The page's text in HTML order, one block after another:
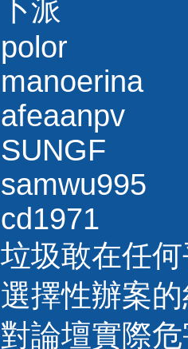
卜派
polor
manoerina
afeaanpv
SUNGF
samwu995
cd1971
垃圾敢在任
選擇性辦案
對論壇實際